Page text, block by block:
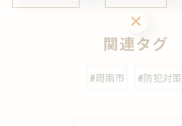
関連タグ
#周南市 #防犯対策
お問い合わせはこちら